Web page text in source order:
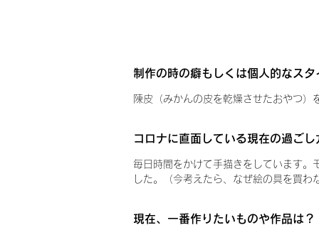
制作の時の癖もしくは個人的なス
陳皮（みかんの皮を乾燥させたおやつ）
コロナに直面している現在の過ごし
毎日時間をかけて手描きをしています。
した。（今考えたら、なぜ絵の具を買
現在、一番作りたいものや作品は？